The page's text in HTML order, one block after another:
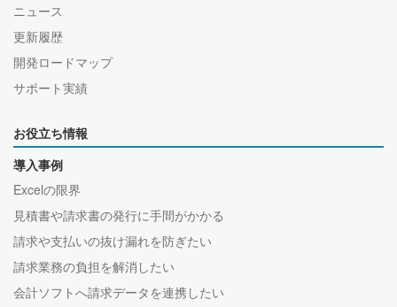
ニュース
更新履歴
開発ロードマップ
サポート実績
お役立ち情報
導入事例
Excelの限界
見積書や請求書の発行に手間がかかる
請求や支払いの抜け漏れを防ぎたい
請求業務の負担を解消したい
会計ソフトへ請求データを連携したい